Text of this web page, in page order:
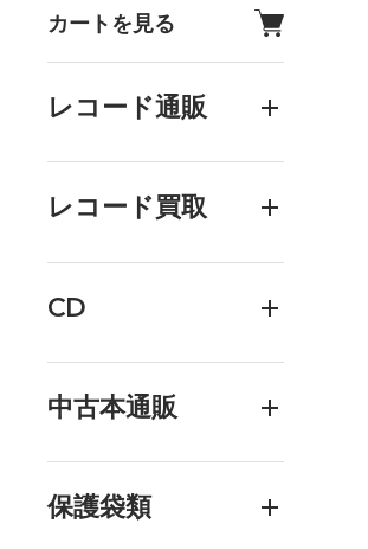
カートを見る
レコード通販
レコード買取
CD
中古本通販
保護袋類